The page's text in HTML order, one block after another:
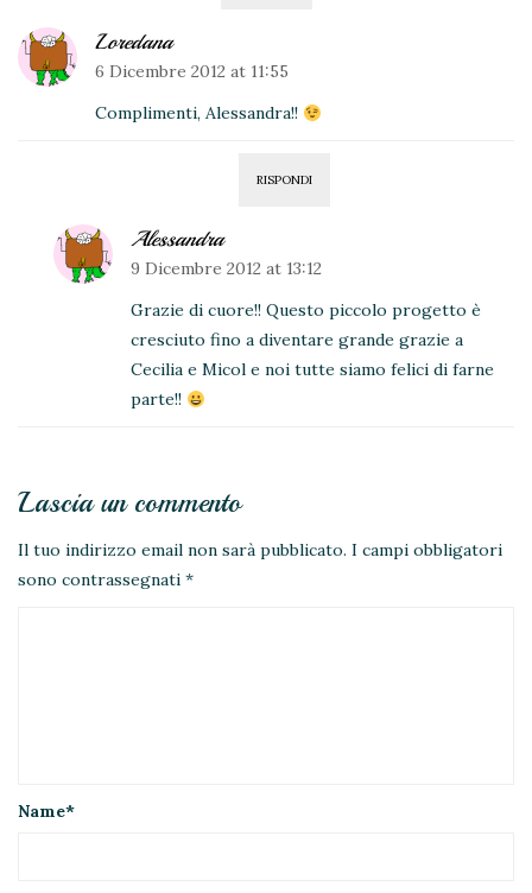
Loredana
6 Dicembre 2012 at 11:55
Complimenti, Alessandra!!
RISPONDI
Alessandra
9 Dicembre 2012 at 13:12
Grazie di cuore!! Questo piccolo progetto è
cresciuto fino a diventare grande grazie a
Cecilia e Micol e noi tutte siamo felici di farne
parte!!
Lascia un commento
Il tuo indirizzo email non sarà pubblicato. I campi obbligatori
sono contrassegnati *
Name*